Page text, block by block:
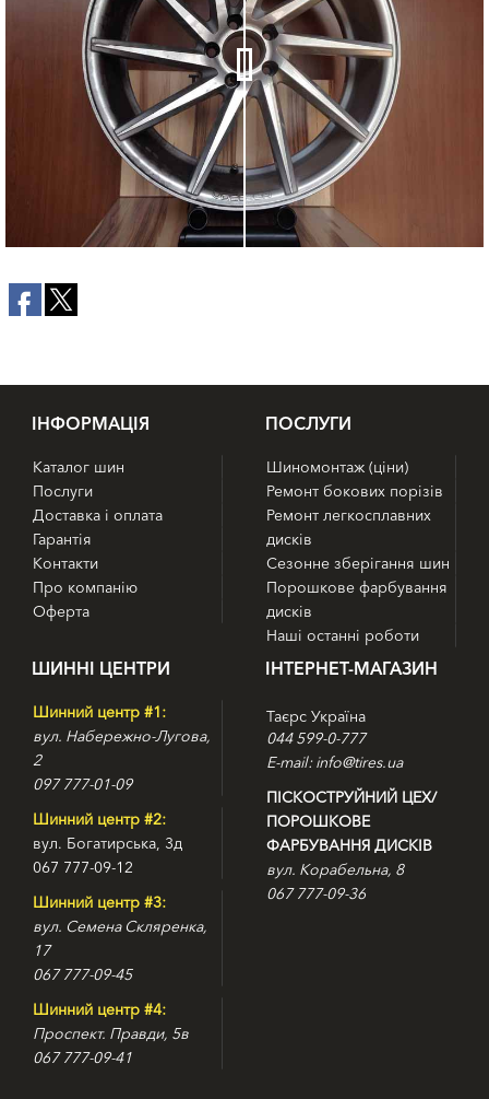
IНФОРМАЦІЯ
Каталог шин
Послуги
Доставка і оплата
Гарантія
Контакти
Про компанію
Оферта
ПОСЛУГИ
Шиномонтаж (ціни)
Ремонт бокових порізів
Ремонт легкосплавних
дисків
Сезонне зберігання шин
Порошкове фарбування
дисків
Наші останні роботи
ШИННІ ЦЕНТРИ
Шинний центр #1:
вул. Набережно-Лугова,
2
097 777-01-09
Шинний центр #2:
вул. Богатирська, 3д
067 777-09-12
Шинний центр #3:
вул. Семена Скляренка,
17
067 777-09-45
Шинний центр #4:
Проспект. Правди, 5в
067 777-09-41
ІНТЕРНЕТ-МАГАЗИН
Таєрс Україна
044 599-0-777
E-mail: info@tires.ua
ПІСКОСТРУЙНИЙ ЦЕХ/
ПОРОШКОВЕ
ФАРБУВАННЯ ДИСКІВ
вул. Корабельна, 8
067 777-09-36